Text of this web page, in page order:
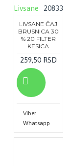
Livsane 20833
LIVSANE ČAJ
BRUSNICA 30
% 20 FILTER
KESICA
259,50 RSD
Viber
Whatsapp